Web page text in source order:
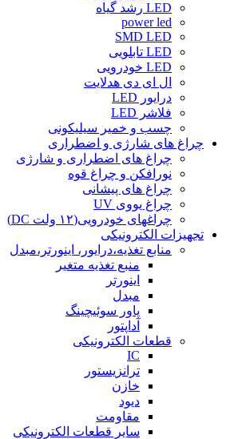
LED رشد گیاه
power led
SMD LED
LED تابلویی
LED خودرویی
ال ای دی هدلایت
درایور LED
فلاشر LED
چسب و خمیر سیلیکونی
چراغ های شارژی و اضطراری
چراغ های اضطراری و شارژی
نورافکن و چراغ قوه
چراغ های پیشانی
چراغ یووی UV
چراغهای خودرویی(۱۲ ولت DC)
تجهیزات الکترونیکی
منابع تغذیه،درایور، اینورتر،مبدل
منبع تغذیه متغیر
اینورتر
مبدل
پاور سوئیچینگ
آداپتور
قطعات الکترونیکی
IC
ترانزیستور
خازن
دیود
مقاومت
سایر قطعات الکترونیکی